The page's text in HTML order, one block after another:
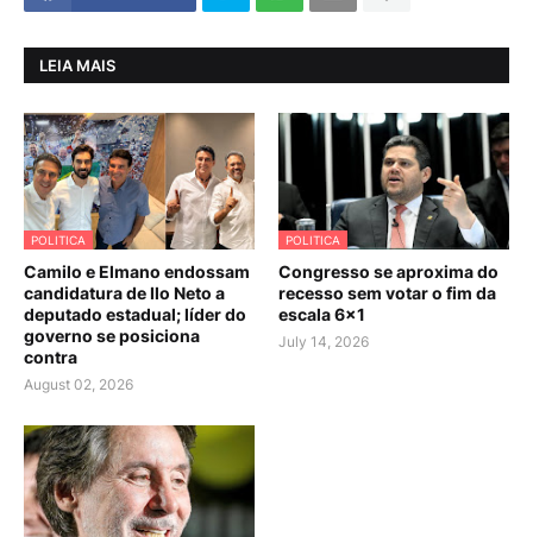
LEIA MAIS
POLITICA
Camilo e Elmano endossam
candidatura de Ilo Neto a
deputado estadual; líder do
governo se posiciona
contra
August 02, 2026
POLITICA
Congresso se aproxima do
recesso sem votar o fim da
escala 6×1
July 14, 2026